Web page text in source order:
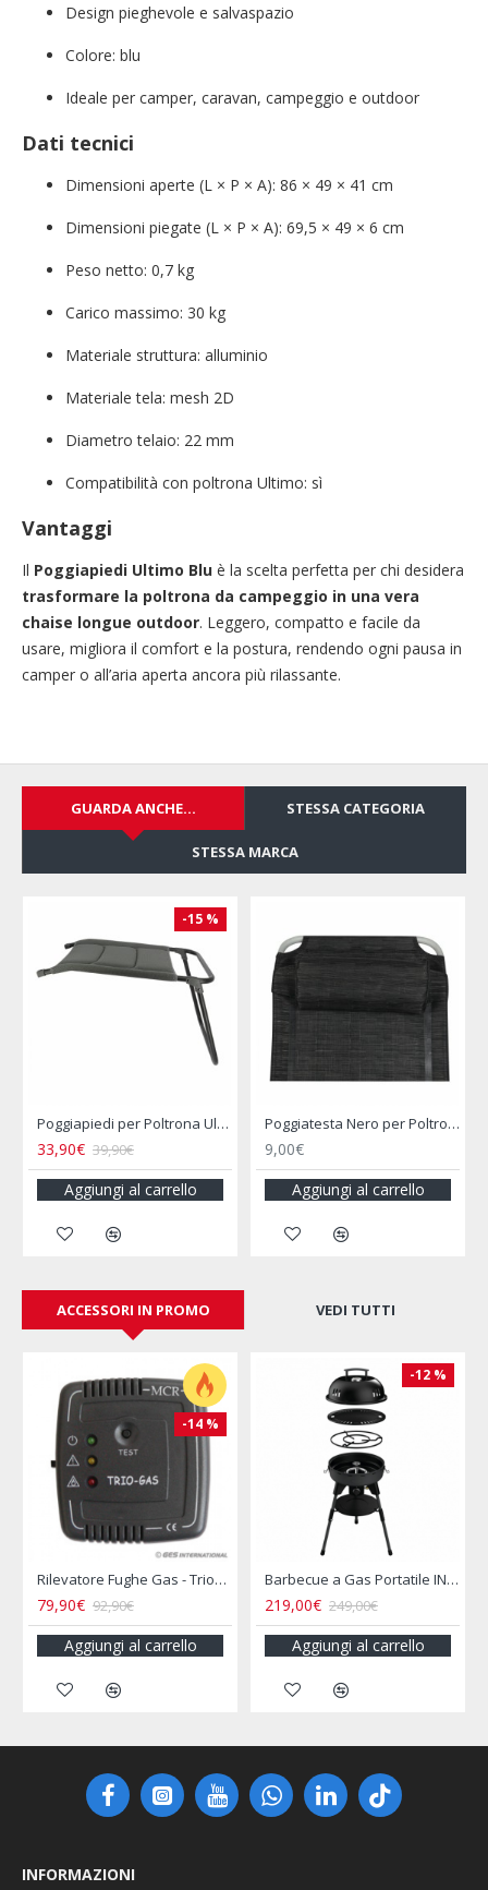
Design pieghevole e salvaspazio
Colore: blu
Ideale per camper, caravan, campeggio e outdoor
Dati tecnici
Dimensioni aperte (L × P × A): 86 × 49 × 41 cm
Dimensioni piegate (L × P × A): 69,5 × 49 × 6 cm
Peso netto: 0,7 kg
Carico massimo: 30 kg
Materiale struttura: alluminio
Materiale tela: mesh 2D
Diametro telaio: 22 mm
Compatibilità con poltrona Ultimo: sì
Vantaggi
Il Poggiapiedi Ultimo Blu è la scelta perfetta per chi desidera
trasformare la poltrona da campeggio in una vera
chaise longue outdoor. Leggero, compatto e facile da
usare, migliora il comfort e la postura, rendendo ogni pausa in
camper o all’aria aperta ancora più rilassante.
GUARDA ANCHE... STESSA CATEGORIA
STESSA MARCA
9,00€
Aggiungi al carrello
69,00€
Aggiungi al carrello
ACCESSORI IN PROMO VEDI TUTTI
-14 %
Rilevatore Fughe Gas - Triogas Mcr
al carrello
-12 %
Barbecue a Gas Portatile INCASA
249,00€
Aggiungi al carrello Aggiungi
INFORMAZIONI